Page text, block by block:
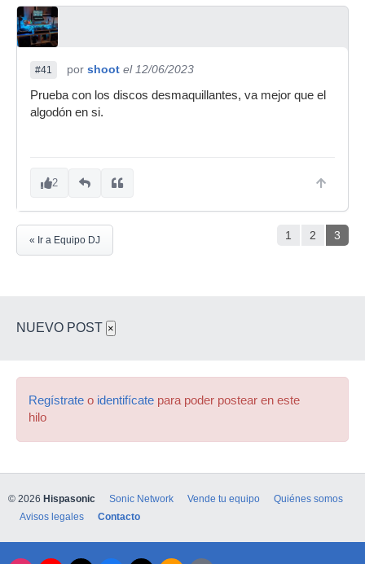
#41 por shoot el 12/06/2023
Prueba con los discos desmaquillantes, va mejor que el
algodón en si.
2
1 2 3
« Ir a Equipo DJ
NUEVO POST ×
Regístrate o identifícate para poder postear en este
hilo
© 2026 Hispasonic Sonic Network Vende tu equipo
Quiénes somos
Avisos legales
Contacto